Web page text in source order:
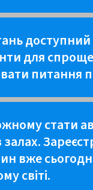
для
питання
стати
вже
світі.